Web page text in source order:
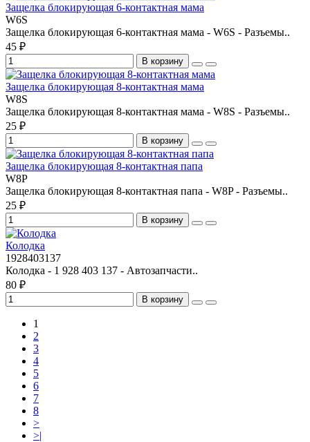
Защелка блокирующая 6-контактная мама
W6S
Защелка блокирующая 6-контактная мама - W6S - Разъемы..
45 ₽
В корзину
Защелка блокирующая 8-контактная мама
W8S
Защелка блокирующая 8-контактная мама - W8S - Разъемы..
25 ₽
В корзину
Защелка блокирующая 8-контактная папа
W8P
Защелка блокирующая 8-контактная папа - W8P - Разъемы..
25 ₽
В корзину
Колодка
1928403137
Колодка - 1 928 403 137 - Автозапчасти..
80 ₽
В корзину
1
2
3
4
5
6
7
8
>
>|